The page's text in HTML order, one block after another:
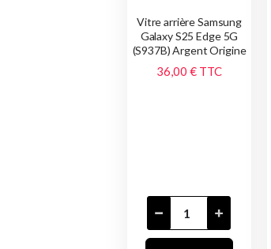
Vitre arrière Samsung
Galaxy S25 Edge 5G
(S937B) Argent Origine
36,00 € TTC